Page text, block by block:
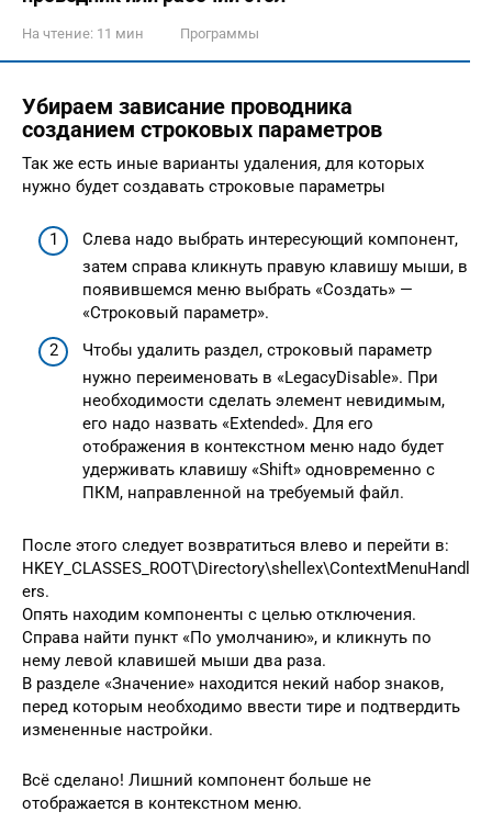
На чтение: 11 мин Программы
Убираем зависание проводника
созданием строковых параметров
Так же есть иные варианты удаления, для которых
нужно будет создавать строковые параметры
Слева надо выбрать интересующий компонент,
затем справа кликнуть правую клавишу мыши, в
появившемся меню выбрать «Создать» —
«Строковый параметр».
Чтобы удалить раздел, строковый параметр
нужно переименовать в «LegacyDisable». При
необходимости сделать элемент невидимым,
его надо назвать «Extended». Для его
отображения в контекстном меню надо будет
удерживать клавишу «Shift» одновременно с
ПКМ, направленной на требуемый файл.
После этого следует возвратиться влево и перейти в:
HKEY_CLASSES_ROOT\Directory\shellex\ContextMenuHandl
ers.
Опять находим компоненты с целью отключения.
Справа найти пункт «По умолчанию», и кликнуть по
нему левой клавишей мыши два раза.
В разделе «Значение» находится некий набор знаков,
перед которым необходимо ввести тире и подтвердить
измененные настройки.
Всё сделано! Лишний компонент больше не
отображается в контекстном меню.